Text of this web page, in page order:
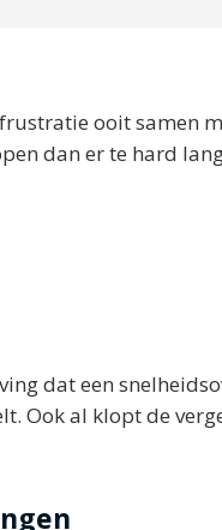
ooit samen
dan er te hard
dat een
Ook al klopt de